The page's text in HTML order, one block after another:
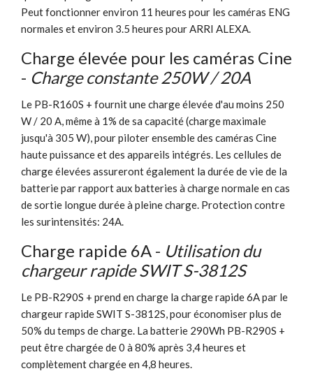
Peut fonctionner environ 11 heures pour les caméras ENG
normales et environ 3.5 heures pour ARRI ALEXA.
Charge élevée pour les caméras Cine
- Charge constante 250W / 20A
Le PB-R160S + fournit une charge élevée d'au moins 250
W / 20 A, même à 1% de sa capacité (charge maximale
jusqu'à 305 W), pour piloter ensemble des caméras Cine
haute puissance et des appareils intégrés. Les cellules de
charge élevées assureront également la durée de vie de la
batterie par rapport aux batteries à charge normale en cas
de sortie longue durée à pleine charge. Protection contre
les surintensités: 24A.
Charge rapide 6A - Utilisation du
chargeur rapide SWIT S-3812S
Le PB-R290S + prend en charge la charge rapide 6A par le
chargeur rapide SWIT S-3812S, pour économiser plus de
50% du temps de charge. La batterie 290Wh PB-R290S +
peut être chargée de 0 à 80% après 3,4 heures et
complètement chargée en 4,8 heures.